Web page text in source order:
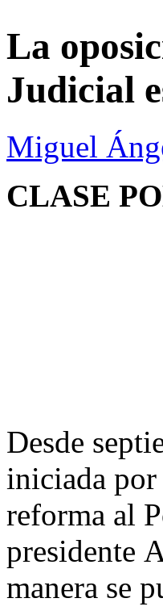
La
Judicial
Miguel
CLASE
Desde
iniciada
reforma al
presidente
manera se